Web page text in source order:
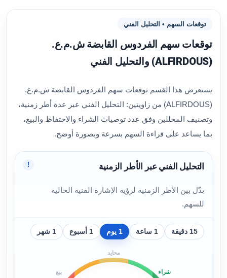
توقعات السهم • التحليل الفني
توقعات سهم الفردوس القابضة ش.م.ع.
(ALFIRDOUS) والتحليل الفني
يستعرض هذا القسم توقعات سهم الفردوس القابضة ش.م.ع.
(ALFIRDOUS) من زاويتين: التحليل الفني عبر عدة أطر زمنية،
وتصنيف المحللين وفق عدد توصيات الشراء والاحتفاظ والبيع،
بما يساعد على قراءة السهم بسرعة وبصورة أوضح.
التحليل الفني عبر الأطر الزمنية
بدّل بين الأطر الزمنية لرؤية الإشارة الفنية الحالية
للسهم.
!
15 دقيقة 1 ساعة 1 يوم 1 أسبوع 1 شهر
بيع
محايد
شراء